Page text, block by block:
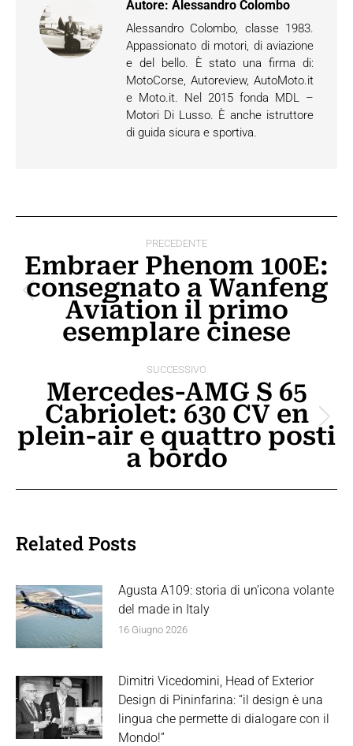
Autore: Alessandro Colombo
Alessandro Colombo, classe 1983.
Appassionato di motori, di aviazione
e del bello. È stato una firma di:
MotoCorse, Autoreview, AutoMoto.it
e Moto.it. Nel 2015 fonda MDL –
Motori Di Lusso. È anche istruttore
di guida sicura e sportiva.
tra
PRECEDENTE
Post
precedente:
Embraer Phenom 100E:
consegnato a Wanfeng
Aviation il primo
esemplare cinese
SUCCESSIVO
Prossimo
post:
Mercedes-AMG S 65
Cabriolet: 630 CV en
plein-air e quattro posti
a bordo
Related Posts
Agusta A109: storia di un’icona volante
del made in Italy
16 Giugno 2026
Dimitri Vicedomini, Head of Exterior
Design di Pininfarina: “il design è una
lingua che permette di dialogare con il
Mondo!”